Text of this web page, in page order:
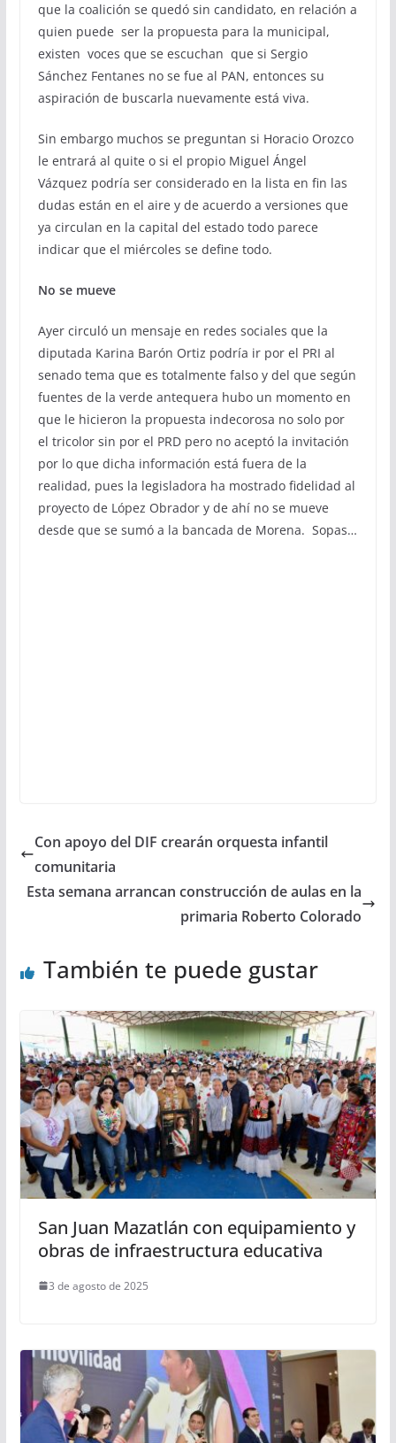
que la coalición se quedó sin candidato, en relación a
quien puede ser la propuesta para la municipal,
existen voces que se escuchan que si Sergio
Sánchez Fentanes no se fue al PAN, entonces su
aspiración de buscarla nuevamente está viva.
Sin embargo muchos se preguntan si Horacio Orozco
le entrará al quite o si el propio Miguel Ángel
Vázquez podría ser considerado en la lista en fin las
dudas están en el aire y de acuerdo a versiones que
ya circulan en la capital del estado todo parece
indicar que el miércoles se define todo.
No se mueve
Ayer circuló un mensaje en redes sociales que la
diputada Karina Barón Ortiz podría ir por el PRI al
senado tema que es totalmente falso y del que según
fuentes de la verde antequera hubo un momento en
que le hicieron la propuesta indecorosa no solo por
el tricolor sin por el PRD pero no aceptó la invitación
por lo que dicha información está fuera de la
realidad, pues la legisladora ha mostrado fidelidad al
proyecto de López Obrador y de ahí no se mueve
desde que se sumó a la bancada de Morena. Sopas…
Con apoyo del DIF crearán orquesta infantil
comunitaria
Esta semana arrancan construcción de aulas en la
primaria Roberto Colorado
También te puede gustar
San Juan Mazatlán con equipamiento y
obras de infraestructura educativa
3 de agosto de 2025